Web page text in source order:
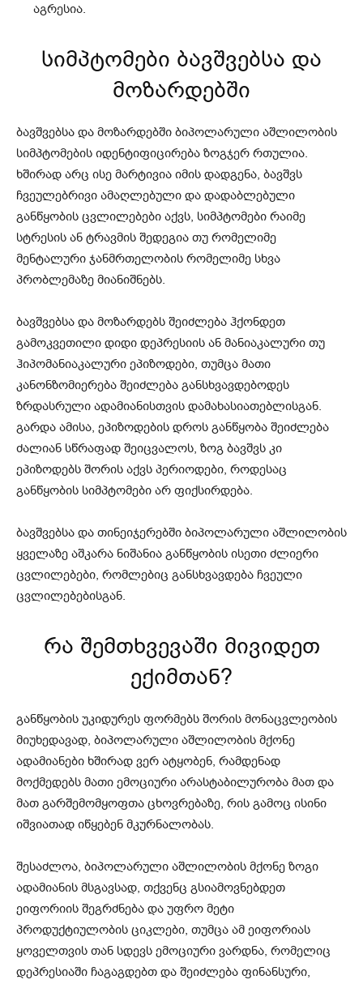
აგრესია.
სიმპტომები ბავშვებსა და
მოზარდებში
ბავშვებსა და მოზარდებში ბიპოლარული აშლილობის
სიმპტომების იდენტიფიცირება ზოგჯერ რთულია.
ხშირად არც ისე მარტივია იმის დადგენა, ბავშვს
ჩვეულებრივი ამაღლებული და დადაბლებული
განწყობის ცვლილებები აქვს, სიმპტომები რაიმე
სტრესის ან ტრავმის შედეგია თუ რომელიმე
მენტალური ჯანმრთელობის რომელიმე სხვა
პრობლემაზე მიანიშნებს.
ბავშვებსა და მოზარდებს შეიძლება ჰქონდეთ
გამოკვეთილი დიდი დეპრესიის ან მანიაკალური თუ
ჰიპომანიაკალური ეპიზოდები, თუმცა მათი
კანონზომიერება შეიძლება განსხვავდებოდეს
ზრდასრული ადამიანისთვის დამახასიათებლისგან.
გარდა ამისა, ეპიზოდების დროს განწყობა შეიძლება
ძალიან სწრაფად შეიცვალოს, ზოგ ბავშვს კი
ეპიზოდებს შორის აქვს პერიოდები, როდესაც
განწყობის სიმპტომები არ ფიქსირდება.
ბავშვებსა და თინეიჯერებში ბიპოლარული აშლილობის
ყველაზე აშკარა ნიშანია განწყობის ისეთი ძლიერი
ცვლილებები, რომლებიც განსხვავდება ჩვეული
ცვლილებებისგან.
რა შემთხვევაში მივიდეთ
ექიმთან?
განწყობის უკიდურეს ფორმებს შორის მონაცვლეობის
მიუხედავად, ბიპოლარული აშლილობის მქონე
ადამიანები ხშირად ვერ ატყობენ, რამდენად
მოქმედებს მათი ემოციური არასტაბილურობა მათ და
მათ გარშემომყოფთა ცხოვრებაზე, რის გამოც ისინი
იშვიათად იწყებენ მკურნალობას.
შესაძლოა, ბიპოლარული აშლილობის მქონე ზოგი
ადამიანის მსგავსად, თქვენც გსიამოვნებდეთ
ეიფორიის შეგრძნება და უფრო მეტი
პროდუქტიულობის ციკლები, თუმცა ამ ეიფორიას
ყოველთვის თან სდევს ემოციური ვარდნა, რომელიც
დეპრესიაში ჩაგაგდებთ და შეიძლება ფინანსური,